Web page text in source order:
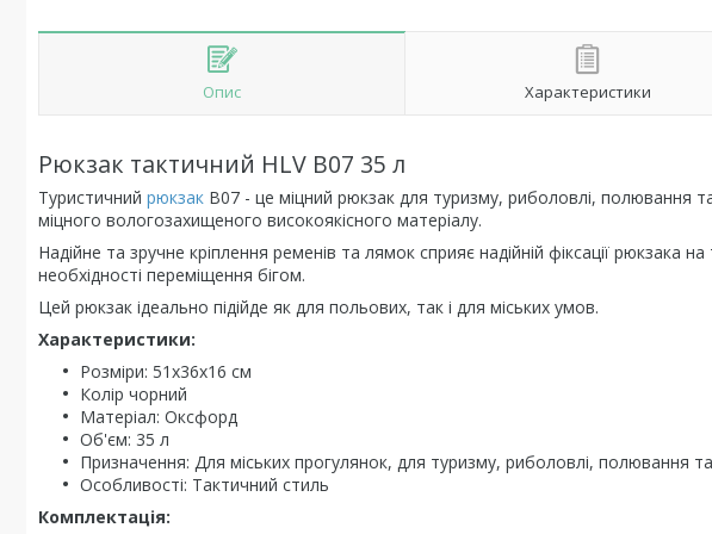
Опис Характеристики
Рюкзак тактичний HLV B07 35 л
Туристичний рюкзак B07 - це міцний рюкзак для туризму, риболовлі, полювання
міцного вологозахищеного високоякісного матеріалу.
Надійне та зручне кріплення ременів та лямок сприяє надійній фіксації рюкзака
необхідності переміщення бігом.
Цей рюкзак ідеально підійде як для польових, так і для міських умов.
Характеристики:
Розміри: 51х36х16 см
Колір чорний
Матеріал: Оксфорд
Об'єм: 35 л
Призначення: Для міських прогулянок, для туризму, риболовлі, полювання
Особливості: Тактичний стиль
Комплектація: